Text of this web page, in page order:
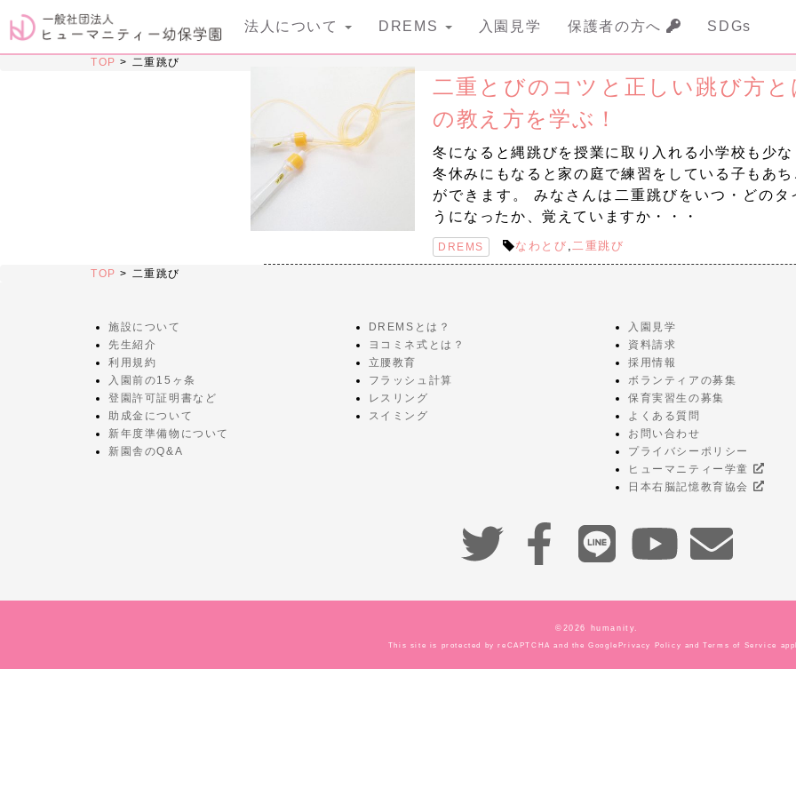
法人について DREMS 入園見学 保護者の方へ SDGs
TOP > 二重跳び
二重とびのコツと正しい跳び方
の教え方を学ぶ！
冬になると縄跳びを授業に取り入れる小学校も少
冬休みにもなると家の庭で練習をしている子もあ
ができます。 みなさんは二重跳びをいつ・どの
うになったか、覚えていますか・・・
DREMS なわとび ,二重跳び
TOP > 二重跳び
施設について
先生紹介
利用規約
入園前の15ヶ条
登園許可証明書など
助成金について
新年度準備物について
新園舎のQ&A
DREMSとは？
ヨコミネ式とは？
立腰教育
フラッシュ計算
レスリング
スイミング
入園見学
資料請求
採用情報
ボランティアの募集
保育実習生の募集
よくある質問
お問い合わせ
プライバシーポリシー
ヒューマニティー学童
日本右脳記憶教育協会
©2026 humanity.
This site is protected by reCAPTCHA and the Google Privacy Policy andTerms of Service